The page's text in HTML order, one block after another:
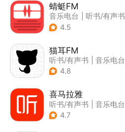
蜻蜓FM
音乐电台
听书/有声书
4.5
猫耳FM
听书/有声书
音乐电台
4.8
喜马拉雅
听书/有声书
音乐电台
4.7